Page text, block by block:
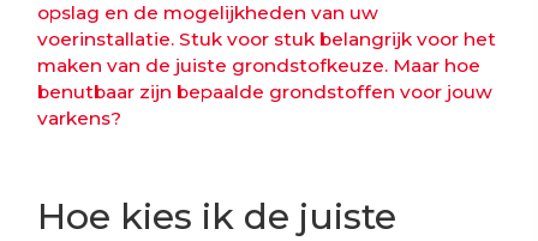
opslag en de mogelijkheden van uw
voerinstallatie. Stuk voor stuk belangrijk voor het
maken van de juiste grondstofkeuze. Maar hoe
benutbaar zijn bepaalde grondstoffen voor jouw
varkens?
Hoe kies ik de juiste